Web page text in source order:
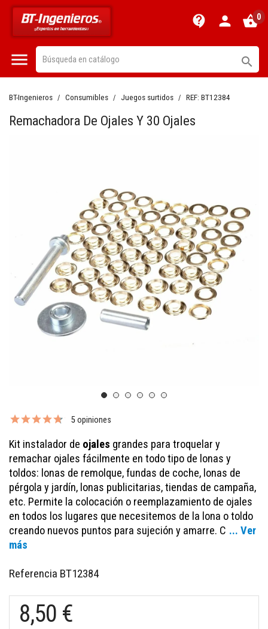
contact_support person shopping_basket0
 
BT-Ingenieros Consumibles Juegos surtidos REF: BT12384
Remachadora De Ojales Y 30 Ojales
5 opiniones
Kit instalador de ojales grandes para troquelar y
remachar ojales fácilmente en todo tipo de lonas y
toldos: lonas de remolque, fundas de coche, lonas de
pérgola y jardín, lonas publicitarias, tiendas de campaña,
etc. Permite la colocación o reemplazamiento de ojales
en todos los lugares que necesitemos de la lona o toldo
creando nuevos puntos para sujeción y amarre. C ... Ver
más
Referencia BT12384
8,50 €